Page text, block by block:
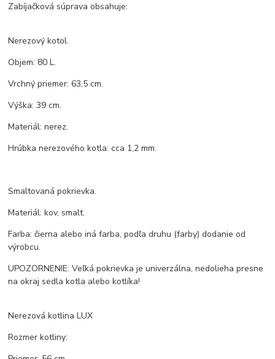
Zabíjačková súprava obsahuje:
Nerezový kotol.
Objem: 80 L.
Vrchný priemer: 63,5 cm.
Výška: 39 cm.
Materiál: nerez.
Hrúbka nerezového kotla: cca 1,2 mm.
Smaltovaná pokrievka.
Materiál: kov, smalt.
Farba: čierna alebo iná farba, podľa druhu (farby) dodanie od
výrobcu.
UPOZORNENIE: Veľká pokrievka je univerzálna, nedolieha presne
na okraj sedla kotla alebo kotlíka!
Nerezová kotlina LUX
Rozmer kotliny: